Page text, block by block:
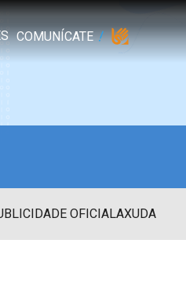
COMUNÍCATE
OFICIALAXUDA